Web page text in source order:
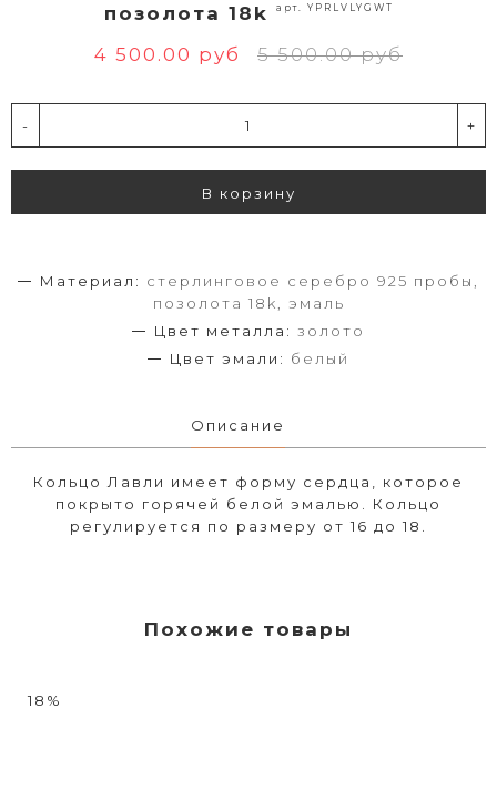
позолота 18k
арт. YPRLVLYGWT
4 500.00 руб 5 500.00 руб
- +
В корзину
Материал: стерлинговое серебро 925 пробы,
позолота 18k, эмаль
Цвет металла: золото
Цвет эмали: белый
Описание
Кольцо Лавли имеет форму сердца, которое
покрыто горячей белой эмалью. Кольцо
регулируется по размеру от 16 до 18.
Похожие товары
18%